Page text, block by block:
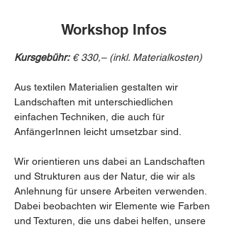
Workshop Infos
Kursgebühr: € 330,– (inkl. Materialkosten)
Aus textilen Materialien gestalten wir
Landschaften mit unterschiedlichen
einfachen Techniken, die auch für
AnfängerInnen leicht umsetzbar sind.
Wir orientieren uns dabei an Landschaften
und Strukturen aus der Natur, die wir als
Anlehnung für unsere Arbeiten verwenden.
Dabei beobachten wir Elemente wie Farben
und Texturen, die uns dabei helfen, unsere